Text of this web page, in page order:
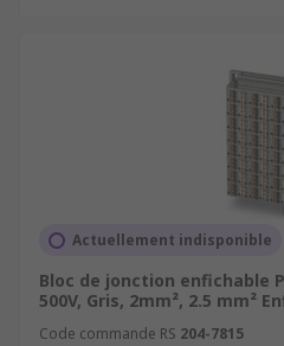
Actuellement indisponible
Bloc de jonction enfichable
500V, Gris, 2mm², 2.5 mm²
Code commande RS 204-7815